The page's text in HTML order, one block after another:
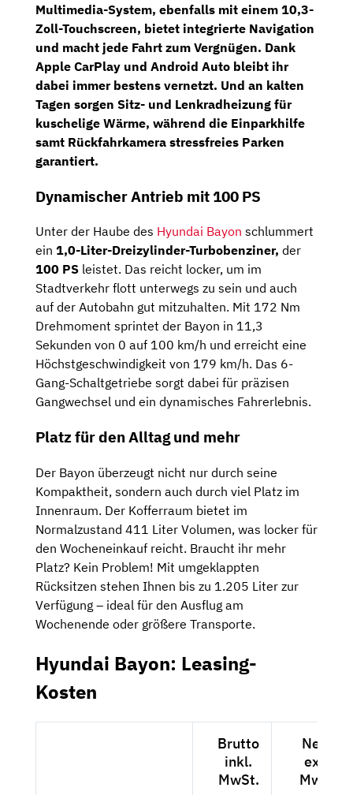
Multimedia-System, ebenfalls mit einem 10,3-
Zoll-Touchscreen, bietet integrierte Navigation
und macht jede Fahrt zum Vergnügen. Dank
Apple CarPlay und Android Auto bleibt ihr
dabei immer bestens vernetzt. Und an kalten
Tagen sorgen Sitz- und Lenkradheizung für
kuschelige Wärme, während die Einparkhilfe
samt Rückfahrkamera stressfreies Parken
garantiert.
Dynamischer Antrieb mit 100 PS
Unter der Haube des Hyundai Bayon schlummert
ein 1,0-Liter-Dreizylinder-Turbobenziner, der
100 PS leistet. Das reicht locker, um im
Stadtverkehr flott unterwegs zu sein und auch
auf der Autobahn gut mitzuhalten. Mit 172 Nm
Drehmoment sprintet der Bayon in 11,3
Sekunden von 0 auf 100 km/h und erreicht eine
Höchstgeschwindigkeit von 179 km/h. Das 6-
Gang-Schaltgetriebe sorgt dabei für präzisen
Gangwechsel und ein dynamisches Fahrerlebnis.
Platz für den Alltag und mehr
Der Bayon überzeugt nicht nur durch seine
Kompaktheit, sondern auch durch viel Platz im
Innenraum. Der Kofferraum bietet im
Normalzustand 411 Liter Volumen, was locker für
den Wocheneinkauf reicht. Braucht ihr mehr
Platz? Kein Problem! Mit umgeklappten
Rücksitzen stehen Ihnen bis zu 1.205 Liter zur
Verfügung – ideal für den Ausflug am
Wochenende oder größere Transporte.
Hyundai Bayon: Leasing-
Kosten
Brutto
inkl.
MwSt.
Netto
exkl.
MwSt.